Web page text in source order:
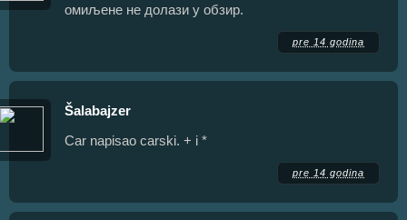
омиљене не долази у обзир.
pre 14 godina
Šalabajzer
Car napisao carski. + i *
pre 14 godina